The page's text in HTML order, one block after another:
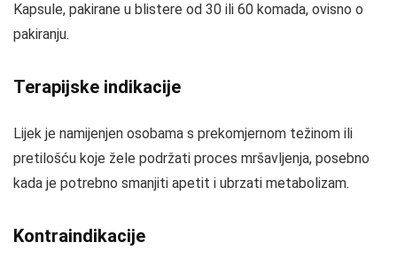
Kapsule, pakirane u blistere od 30 ili 60 komada, ovisno o
pakiranju.
Terapijske indikacije
Lijek je namijenjen osobama s prekomjernom težinom ili
pretilošću koje žele podržati proces mršavljenja, posebno
kada je potrebno smanjiti apetit i ubrzati metabolizam.
Kontraindikacije